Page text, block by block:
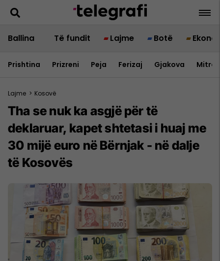
Ballina Të fundit Lajme Botë
Prishtina Prizreni Peja Ferizaj Gjakova
Lajme > Kosovë
Tha se nuk ka asgjë për të
deklaruar, kapet shtetasi i huaj me
30 mijë euro në Bërnjak - në dalje
të Kosovës